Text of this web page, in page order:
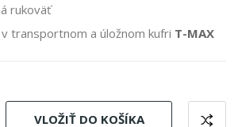
rukoväť
transportnom a úložnom kufri T-MAX
VLOŽIŤ DO KOŠÍKA